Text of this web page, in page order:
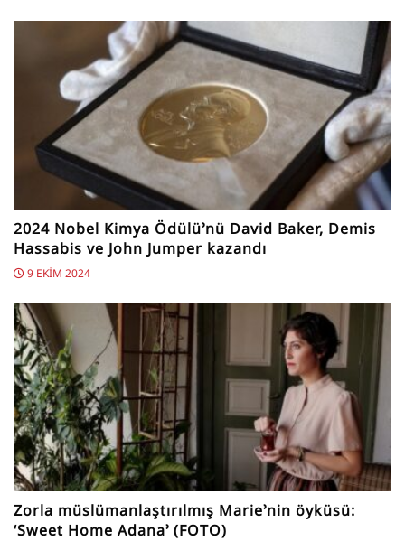
2024 Nobel Kimya Ödülü’nü David Baker, Demis
Hassabis ve John Jumper kazandı
9 EKIM 2024
Zorla müslümanlaştırılmış Marie’nin öyküsü:
‘Sweet Home Adana’ (FOTO)